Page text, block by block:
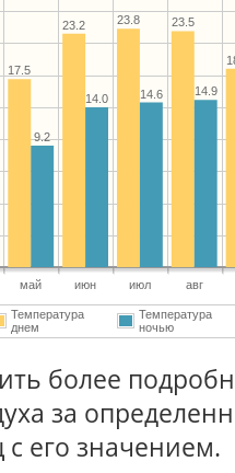
май июн июл авг
23.5
23.8
23.2
17.5
14.9
14.6
14.0
9.2
Температура
днем
Температура
ночью
более
за
с его значением.